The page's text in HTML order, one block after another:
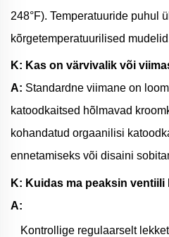
248°F). Temperatuuride puhul
kõrgetemperatuurilised
K: Kas on värvivalik või
A: Standardne viimane on
katoodkaitsed hõlmavad
kohandatud orgaanilisi
ennetamiseks või disaini
K: Kuidas ma peaksin ventiili
A:
Kontrollige regulaarselt